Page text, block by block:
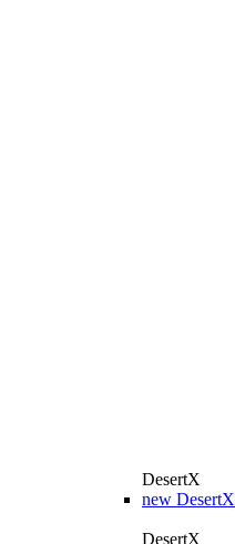
DesertX
new DesertX
DesertX